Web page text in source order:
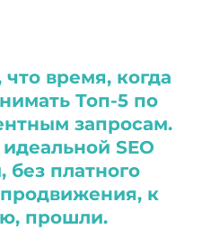
что время, когда
Топ-5 по
запросам.
SEO
без платного
к
прошли.